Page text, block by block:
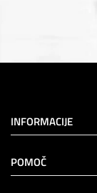
INFORMACIJE
POMOČ